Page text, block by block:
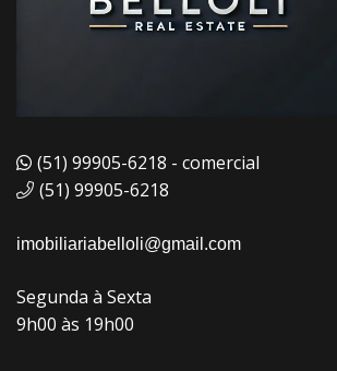
(51) 99905-6218 - comercial
(51) 99905-6218
imobiliariabelloli@gmail.com
Segunda à Sexta
9h00 às 19h00